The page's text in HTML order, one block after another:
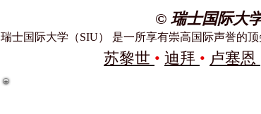
© 瑞士国际大
瑞士国际大学（SIU） 是一所享有崇高国际声誉的
苏黎世 • 迪拜 • 卢塞恩